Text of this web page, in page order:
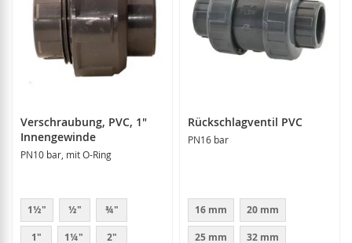
Verschraubung, PVC, 1"
Innengewinde
PN10 bar, mit O-Ring
1½" ½" ¾"
1" 1¼" 2"
Rückschlagventil PVC
PN16 bar
16 mm 20 mm
25 mm 32 mm